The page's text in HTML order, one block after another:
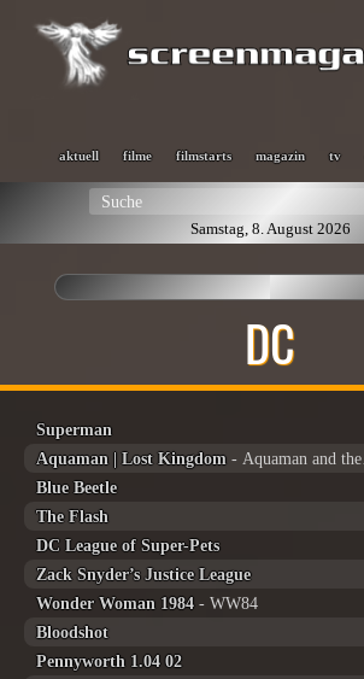
aktuell filme filmstarts magazin tv
Samstag, 8. August 2026
DC
Superman
Aquaman | Lost Kingdom
Blue Beetle
The Flash
DC League of Super-Pets
Zack Snyder’s Justice League
Wonder Woman 1984- WW84
Bloodshot
Pennyworth 1.04 02